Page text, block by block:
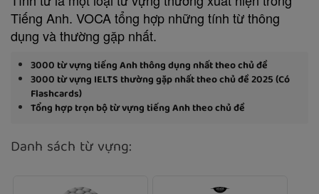
Tiếng Anh. VOCA tổng hợp những tính từ thông
dụng và thường gặp nhất.
3000 từ vựng tiếng Anh thông dụng nhất theo chủ đề
3000 từ vựng IELTS thường gặp nhất theo chủ đề 2025 (Có
Flashcards)
Tổng hợp trọn bộ từ vựng tiếng Anh theo chủ đề
Danh sách từ vựng: